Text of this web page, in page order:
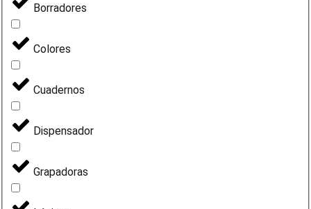
Borradores
Colores
Cuadernos
Dispensador
Grapadoras